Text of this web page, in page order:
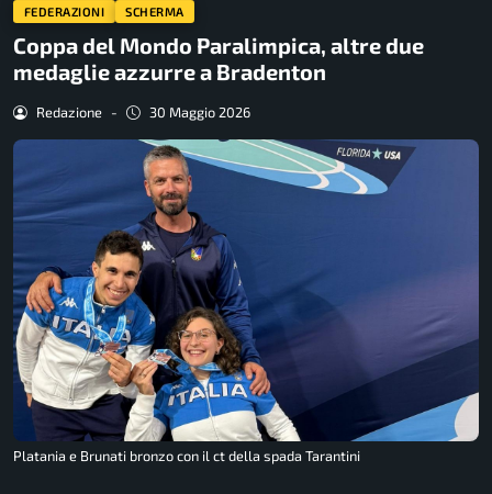
FEDERAZIONI SCHERMA
Coppa del Mondo Paralimpica, altre due
medaglie azzurre a Bradenton
Redazione - 30 Maggio 2026
Platania e Brunati bronzo con il ct della spada Tarantini